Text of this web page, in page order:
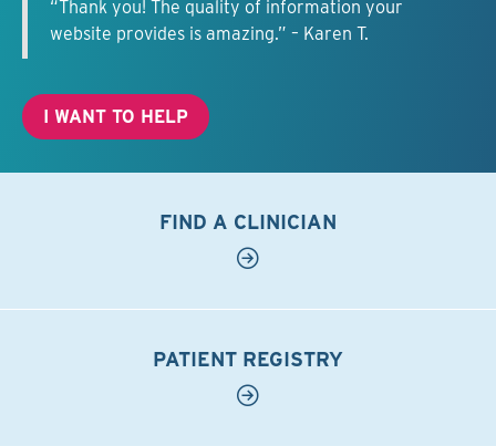
“Thank you! The quality of information your
website provides is amazing.” – Karen T.
I WANT TO HELP
FIND A CLINICIAN
PATIENT REGISTRY